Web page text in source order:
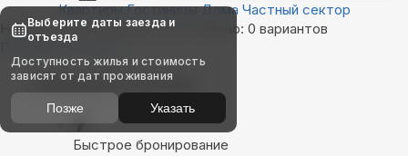
Квартиры Гостиницы Дома Частный сектор
Найдём, где остановиться в Ланино: 0 вариантов
Показать на карте
Выбирайте лучшее
Быстрое бронирование
Выберите даты заезда и
отъезда
Доступность жилья и стоимость
зависят от дат проживания
Позже Указать